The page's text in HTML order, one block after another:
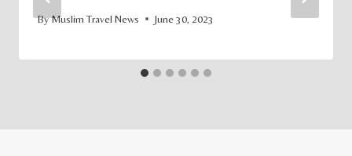
ByMuslim Travel News June 30, 2023